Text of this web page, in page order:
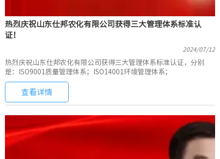
热烈庆祝山东仕邦农化有限公司获得三大管理体系标准认
证！
2024/07/12
热烈庆祝山东仕邦农化有限公司获得三大管理体系标准认证，分别
是：ISO9001质量管理体系；ISO14001环境管理体系；
查看详情